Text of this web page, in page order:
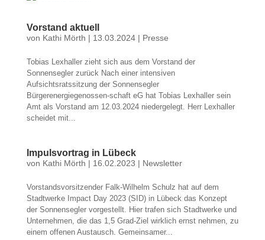
Vorstand aktuell
von Kathi Mörth | 13.03.2024| Presse
Tobias Lexhaller zieht sich aus dem Vorstand der
Sonnensegler zurück Nach einer intensiven
Aufsichtsratssitzung der Sonnensegler
Bürgerenergiegenossen-schaft eG hat Tobias Lexhaller sein
Amt als Vorstand am 12.03.2024 niedergelegt. Herr Lexhaller
scheidet mit...
Impulsvortrag in Lübeck
von Kathi Mörth | 16.02.2023 | Newsletter
Vorstandsvorsitzender Falk-Wilhelm Schulz hat auf dem
Stadtwerke Impact Day 2023 (SID) in Lübeck das Konzept
der Sonnensegler vorgestellt. Hier trafen sich Stadtwerke und
Unternehmen, die das 1,5 Grad-Ziel wirklich ernst nehmen, zu
einem offenen Austausch. Gemeinsamer...